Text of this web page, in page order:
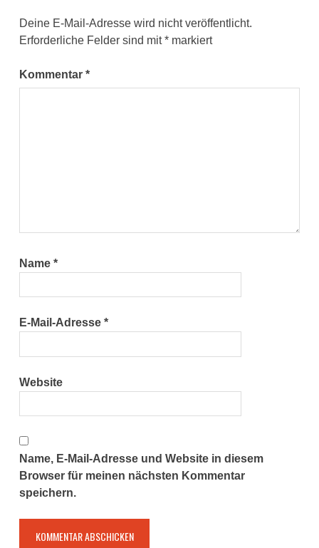
Deine E-Mail-Adresse wird nicht veröffentlicht.
Erforderliche Felder sind mit* markiert
Kommentar*
Name*
E-Mail-Adresse*
Website
Name, E-Mail-Adresse und Website in diesem
Browser für meinen nächsten Kommentar
speichern.